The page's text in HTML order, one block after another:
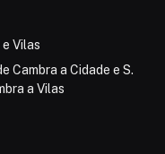
Vilas
Cambra a Cidade e S.
a Vilas